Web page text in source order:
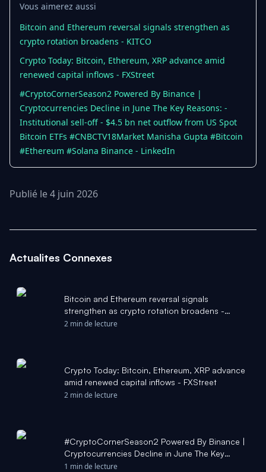
Plateformes
& Sécurité
Avancé
Vous aimerez aussi
Bitcoin and Ethereum reversal signals strengthen as
crypto rotation broadens - KITCO
Crypto Today: Bitcoin, Ethereum, XRP advance amid
renewed capital inflows - FXStreet
#CryptoCornerSeason2 Powered By Binance |
Cryptocurrencies Decline in June The Key Reasons: -
Institutional sell-off - $4.5 bn net outflow from US Spot
Bitcoin ETFs #CNBCTV18Market Manisha Gupta #Bitcoin
#Ethereum #Solana Binance - LinkedIn
Publié le 4 juin 2026
Actualites Connexes
Bitcoin and Ethereum reversal signals
strengthen as crypto rotation broadens -
KITCO
2 min de lecture
Crypto Today: Bitcoin, Ethereum, XRP advance
amid renewed capital inflows - FXStreet
2 min de lecture
#CryptoCornerSeason2 Powered By Binance |
Cryptocurrencies Decline in June The Key
Reasons: - Institutional sell-off - $4.5 bn net
1 min de lecture